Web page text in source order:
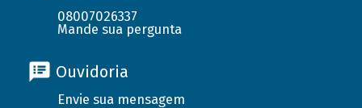
08007026337
Mande sua pergunta
Ouvidoria
Envie sua mensagem